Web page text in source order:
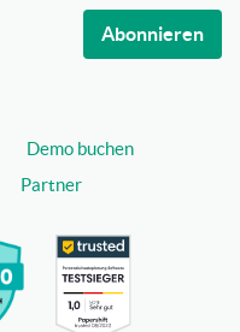
Abonnieren
Demo buchen
Partner